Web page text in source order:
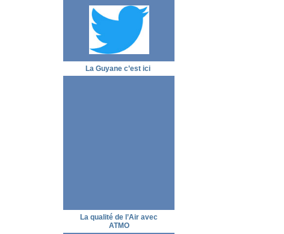
La Guyane c’est ici
La qualité de l’Air avec
ATMO